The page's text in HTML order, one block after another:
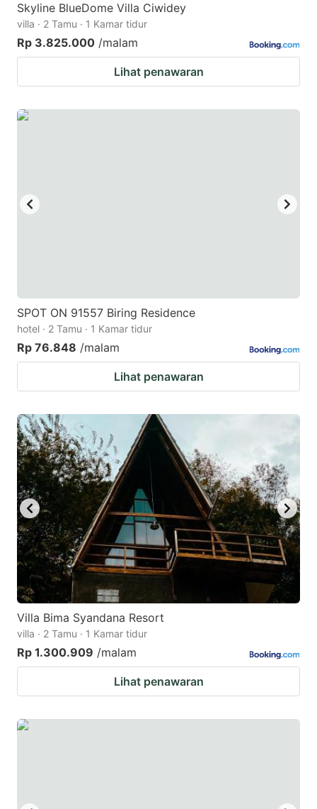
Skyline BlueDome Villa Ciwidey
villa · 2 Tamu · 1 Kamar tidur
Rp 3.825.000 /malam
Lihat penawaran
SPOT ON 91557 Biring Residence
hotel · 2 Tamu · 1 Kamar tidur
Rp 76.848 /malam
Lihat penawaran
Villa Bima Syandana Resort
villa · 2 Tamu · 1 Kamar tidur
Rp 1.300.909 /malam
Lihat penawaran